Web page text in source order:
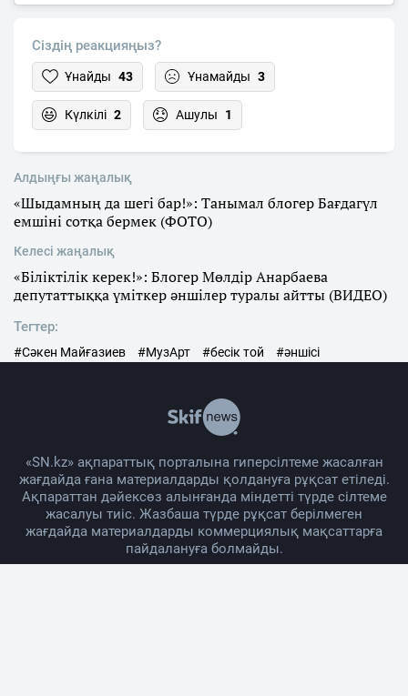
Сіздің реакцияңыз?
Ұнайды 43 Ұнамайды 3
Күлкілі 2 Ашулы 1
Алдыңғы жаңалық
«Шыдамның да шегі бар!»: Танымал блогер Бағдагүл
емшіні сотқа бермек (ФОТО)
Келесі жаңалық
«Біліктілік керек!»: Блогер Мөлдір Анарбаева
депутаттыққа үміткер әншілер туралы айтты (ВИДЕО)
Тегтер:
#Сәкен Майғазиев #МузАрт #бесік той #әншісі
«SN.kz» ақпараттық порталына гиперсілтеме жасалған
жағдайда ғана материалдарды қолдануға рұқсат етіледі.
Ақпараттан дәйексөз алынғанда міндетті түрде сілтеме
жасалуы тиіс. Жазбаша түрде рұқсат берілмеген
жағдайда материалдарды коммерциялық мақсаттарға
пайдалануға болмайды.